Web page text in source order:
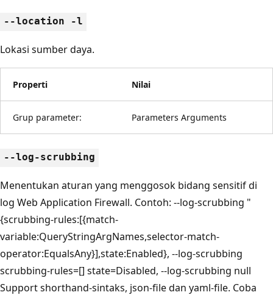
--location -l
Lokasi sumber daya.
Properti Nilai
Grup parameter: Parameters Arguments
--log-scrubbing
Menentukan aturan yang menggosok bidang sensitif di
log Web Application Firewall. Contoh: --log-scrubbing "
{scrubbing-rules:[{match-
variable:QueryStringArgNames,selector-match-
operator:EqualsAny}],state:Enabled}, --log-scrubbing
scrubbing-rules=[] state=Disabled, --log-scrubbing null
Support shorthand-sintaks, json-file dan yaml-file. Coba